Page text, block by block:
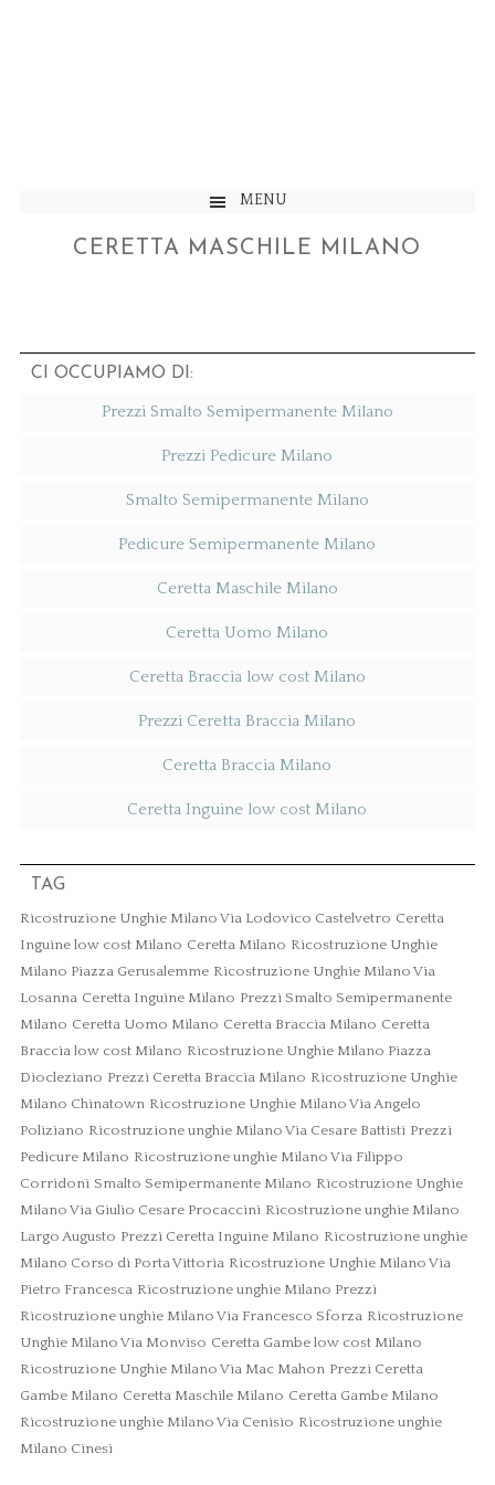
MENU
CERETTA MASCHILE MILANO
CI OCCUPIAMO DI:
Prezzi Smalto Semipermanente Milano
Prezzi Pedicure Milano
Smalto Semipermanente Milano
Pedicure Semipermanente Milano
Ceretta Maschile Milano
Ceretta Uomo Milano
Ceretta Braccia low cost Milano
Prezzi Ceretta Braccia Milano
Ceretta Braccia Milano
Ceretta Inguine low cost Milano
TAG
Ricostruzione Unghie Milano Via Lodovico Castelvetro Ceretta
Inguine low cost Milano Ceretta Milano Ricostruzione Unghie
Milano Piazza Gerusalemme Ricostruzione Unghie Milano Via
Losanna Ceretta Inguine Milano Prezzi Smalto Semipermanente
Milano Ceretta Uomo Milano Ceretta Braccia Milano Ceretta
Braccia low cost Milano Ricostruzione Unghie Milano Piazza
Diocleziano Prezzi Ceretta Braccia Milano Ricostruzione Unghie
Milano Chinatown Ricostruzione Unghie Milano Via Angelo
Poliziano Ricostruzione unghie Milano Via Cesare Battisti Prezzi
Pedicure Milano Ricostruzione unghie Milano Via Filippo
Corridoni Smalto Semipermanente Milano Ricostruzione Unghie
Milano Via Giulio Cesare Procaccini Ricostruzione unghie Milano
Largo Augusto Prezzi Ceretta Inguine Milano Ricostruzione unghie
Milano Corso di Porta Vittoria Ricostruzione Unghie Milano Via
Pietro Francesca Ricostruzione unghie Milano Prezzi
Ricostruzione unghie Milano Via Francesco Sforza Ricostruzione
Unghie Milano Via Monviso Ceretta Gambe low cost Milano
Ricostruzione Unghie Milano Via Mac Mahon Prezzi Ceretta
Gambe Milano Ceretta Maschile Milano Ceretta Gambe Milano
Ricostruzione unghie Milano Via Cenisio Ricostruzione unghie
Milano Cinesi